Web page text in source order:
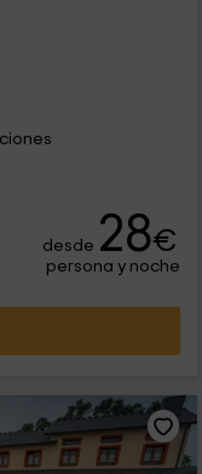
desde 28€
persona y noche